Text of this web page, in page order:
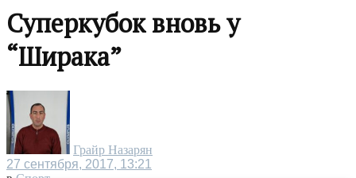
Суперкубок вновь у
“Ширака”
Грайр Назарян
27 сентября, 2017, 13:21